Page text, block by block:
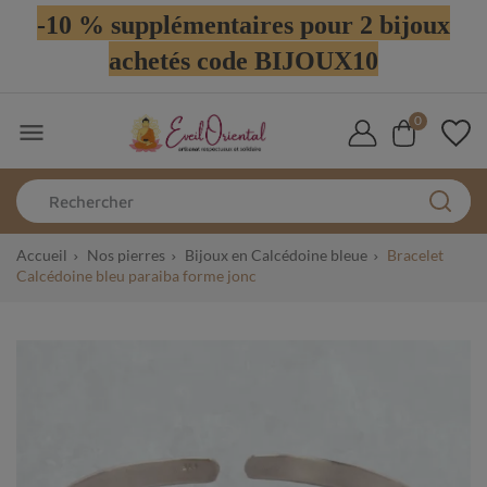
-10 % supplémentaires pour 2 bijoux
achetés code BIJOUX10
 0
Accueil Nos pierres Bijoux en Calcédoine bleue
Bracelet
Calcédoine bleu paraiba forme jonc